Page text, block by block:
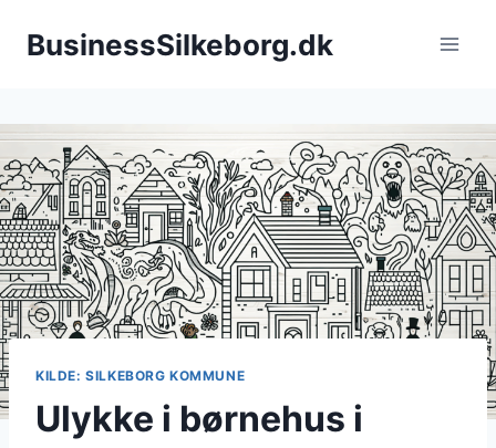
BusinessSilkeborg.dk
KILDE: SILKEBORG KOMMUNE
Ulykke i børnehus i